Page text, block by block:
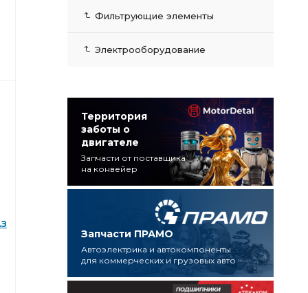
Фильтрующие элементы
Электрооборудование
Территория
заботы о
двигателе
Запчасти от поставщика
на конвейер
Запчасти ПРАМО
Автоэлектрика и автокомпоненты
для коммерческих и грузовых авто